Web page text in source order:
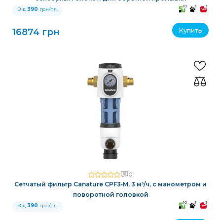
Від 390 грн/пл. 10 3 3
16874 грн Купить
0
Сетчатый фильтр Canature CPF3‑M, 3 м³/ч, с манометром и
поворотной головкой
Від 390 грн/пл. 10 3 3